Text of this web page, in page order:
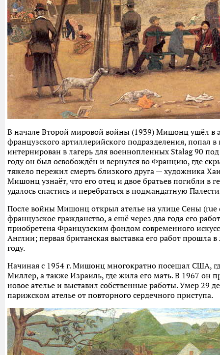
В начале Второй мировой войны (1939) Мишонц ушёл в
французского артиллерийского подразделения, попал
интернирован в лагерь для военнопленных Stalag 90
году он был освобождён и вернулся во Францию, где
тяжело пережил смерть близкого друга — художника
Мишонц узнаёт, что его отец и двое братьев погибли в
удалось спастись и перебраться в подмандатную
После войны Мишонц открыл ателье на улице Сены (rue
французское гражданство, а ещё через два года его
приобретена Французским фондом современного
Англии; первая британская выставка его работ прошла
году.
Начиная с 1954 г. Мишонц многократно посещал США,
Миллер, а также Израиль, где жила его мать. В 1967 он
новое ателье и выставил собственные работы. Умер 29
парижском ателье от повторного сердечного приступа.